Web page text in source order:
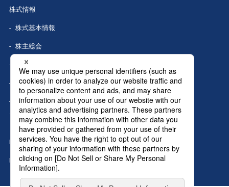
株式情報
株式基本情報
株主総会
株式事務手続き
配当情報
株価情報（Yahoo!ファイナン
ス）
IRカレンダー IRニュース
MRIグランドトップへ